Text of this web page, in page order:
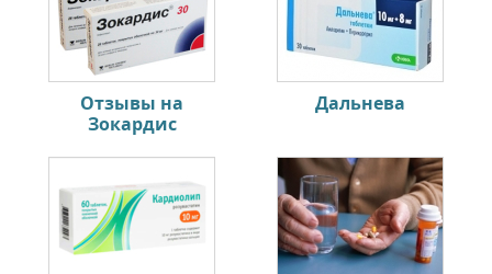
Отзывы на
Зокардис
Дальнева